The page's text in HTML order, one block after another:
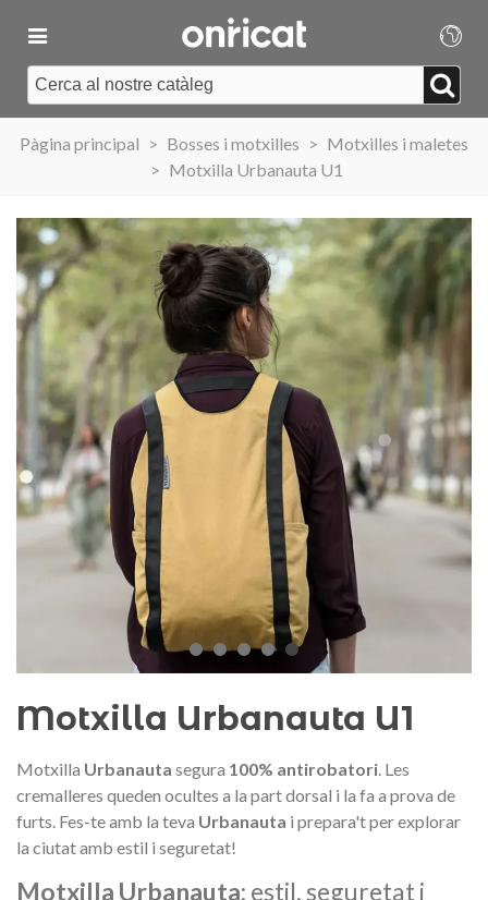
Pàgina principal > Bosses i motxilles > Motxilles i maletes
> Motxilla Urbanauta U1
Motxilla Urbanauta U1
Motxilla Urbanauta segura 100% antirobatori. Les
cremalleres queden ocultes a la part dorsal i la fa a prova de
furts. Fes-te amb la teva Urbanauta i prepara't per explorar
la ciutat amb estil i seguretat!
Motxilla Urbanauta: estil, seguretat i
Medalla commemorativa Gaudí
2026 – Edició limitada
89,00 € NOVETAT
Afegir a la cistella
Motxilla Stivibags